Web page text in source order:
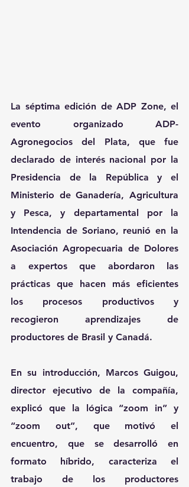
La séptima edición de ADP Zone, el
evento organizado ADP-
Agronegocios del Plata, que fue
declarado de interés nacional por la
Presidencia de la República y el
Ministerio de Ganadería, Agricultura
y Pesca, y departamental por la
Intendencia de Soriano, reunió en la
Asociación Agropecuaria de Dolores
a expertos que abordaron las
prácticas que hacen más eficientes
los procesos productivos y
recogieron aprendizajes de
productores de Brasil y Canadá.
En su introducción, Marcos Guigou,
director ejecutivo de la compañía,
explicó que la lógica “zoom in” y
“zoom out”, que motivó el
encuentro, que se desarrolló en
formato híbrido, caracteriza el
trabajo de los productores